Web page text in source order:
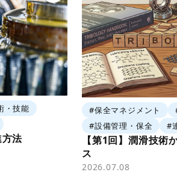
・技能
法
#保全マネジメント
#設備管理・保全
#
【第1回】潤滑技術
ス
2026.07.08